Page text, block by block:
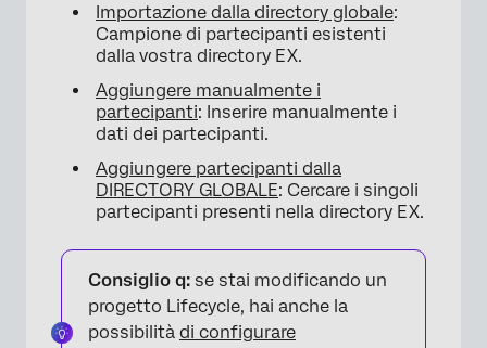
Importazione dalla directory globale:
Campione di partecipanti esistenti
dalla vostra directory EX.
Aggiungere manualmente i
partecipanti: Inserire manualmente i
dati dei partecipanti.
Aggiungere partecipanti dalla
DIRECTORY GLOBALE: Cercare i singoli
partecipanti presenti nella directory EX.
Consiglio q: se stai modificando un
progetto Lifecycle, hai anche la
possibilità di configurare